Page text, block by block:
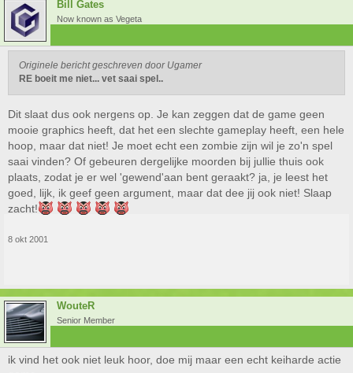
Bill Gates
Now known as Vegeta
Originele bericht geschreven door Ugamer
RE boeit me niet... vet saai spel..
Dit slaat dus ook nergens op. Je kan zeggen dat de game geen
mooie graphics heeft, dat het een slechte gameplay heeft, een hele
hoop, maar dat niet! Je moet echt een zombie zijn wil je zo'n spel
saai vinden? Of gebeuren dergelijke moorden bij jullie thuis ook
plaats, zodat je er wel 'gewend'aan bent geraakt? ja, je leest het
goed, lijk, ik geef geen argument, maar dat dee jij ook niet! Slaap
zacht!
8 okt 2001
WouteR
Senior Member
ik vind het ook niet leuk hoor, doe mij maar een echt keiharde actie